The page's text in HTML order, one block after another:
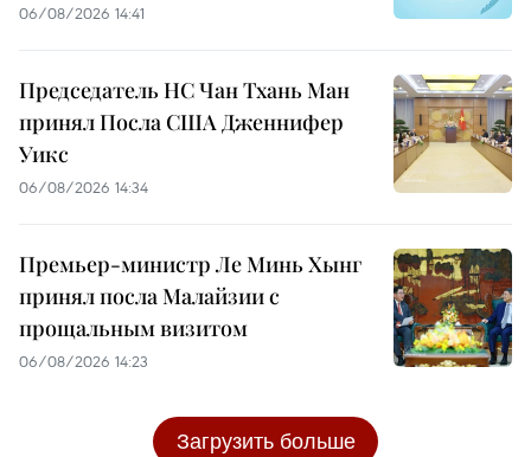
06/08/2026 14:41
Председатель НС Чан Тхань Ман
принял Посла США Дженнифер
Уикс
06/08/2026 14:34
Премьер-министр Ле Минь Хынг
принял посла Малайзии с
прощальным визитом
06/08/2026 14:23
Загрузить больше